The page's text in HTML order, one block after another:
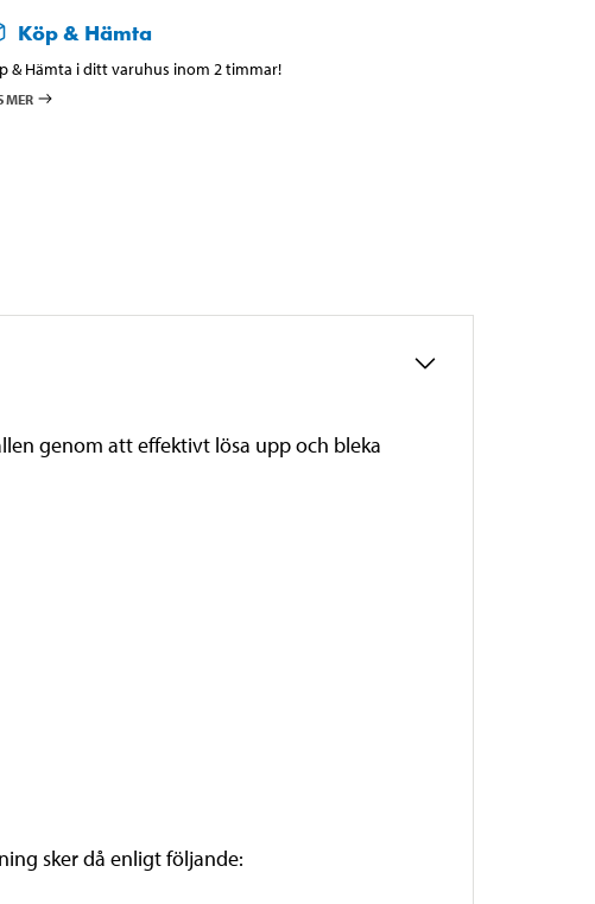
Köp & Hämta
& Hämta i ditt varuhus inom 2 timmar!
MER
genom att effektivt lösa upp och bleka
sker då enligt följande: